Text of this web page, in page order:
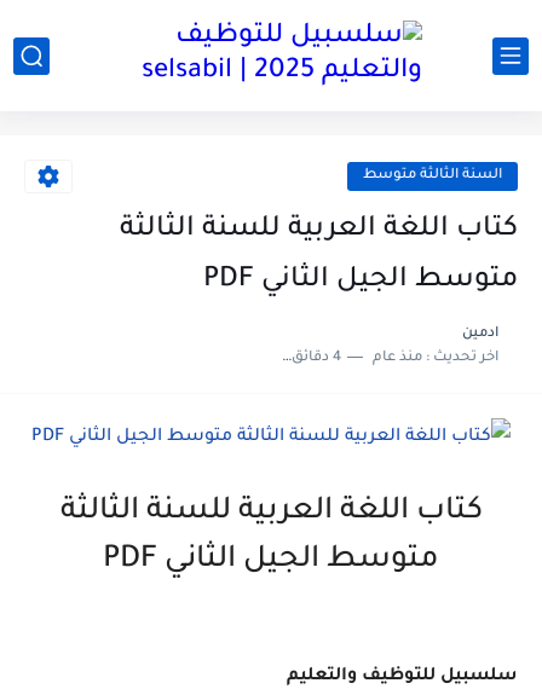
السنة الثالثة متوسط
كتاب اللغة العربية للسنة الثالثة
متوسط الجيل الثاني PDF
ادمين
اخر تحديث :منذ عام 4 دقائق للقراءة
كتاب اللغة العربية للسنة الثالثة
متوسط الجيل الثاني PDF
سلسبيل للتوظيف والتعليم